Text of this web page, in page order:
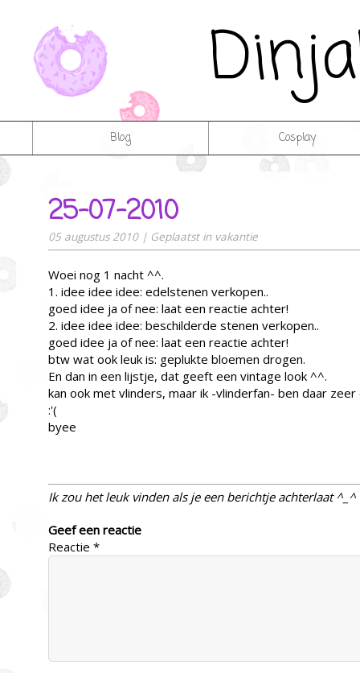
Blog Cosplay
25-07-2010
05 augustus 2010 | Geplaatst in vakantie
Woei nog 1 nacht ^^.
1. idee idee idee: edelstenen verkopen..
goed idee ja of nee: laat een reactie achter!
2. idee idee idee: beschilderde stenen verkopen..
goed idee ja of nee: laat een reactie achter!
btw wat ook leuk is: geplukte bloemen drogen.
En dan in een lijstje, dat geeft een vintage look ^^.
kan ook met vlinders, maar ik -vlinderfan- ben daar
:'(
byee
Ik zou het leuk vinden als je een berichtje achterlaat ^_^
Geef een reactie
Reactie *